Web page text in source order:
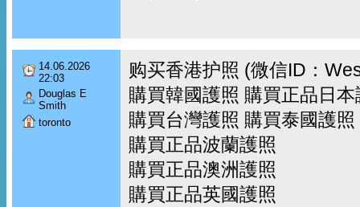
14.06.2026
22:03
Douglas E
Smith
toronto
购买香港护照 (微信ID：
購買韓國護照 購買正品日
購買台灣護照 購買泰國護照
購買正品波蘭護照
購買正品澳洲護照
購買正品英國護照